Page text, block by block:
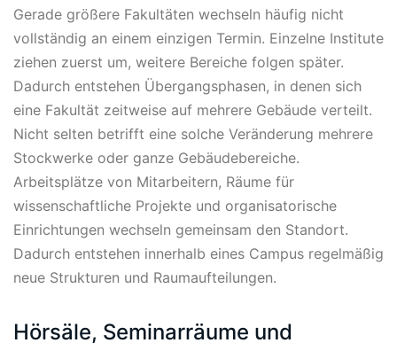
Gerade größere Fakultäten wechseln häufig nicht
vollständig an einem einzigen Termin. Einzelne Institute
ziehen zuerst um, weitere Bereiche folgen später.
Dadurch entstehen Übergangsphasen, in denen sich
eine Fakultät zeitweise auf mehrere Gebäude verteilt.
Nicht selten betrifft eine solche Veränderung mehrere
Stockwerke oder ganze Gebäudebereiche.
Arbeitsplätze von Mitarbeitern, Räume für
wissenschaftliche Projekte und organisatorische
Einrichtungen wechseln gemeinsam den Standort.
Dadurch entstehen innerhalb eines Campus regelmäßig
neue Strukturen und Raumaufteilungen.
Hörsäle, Seminarräume und